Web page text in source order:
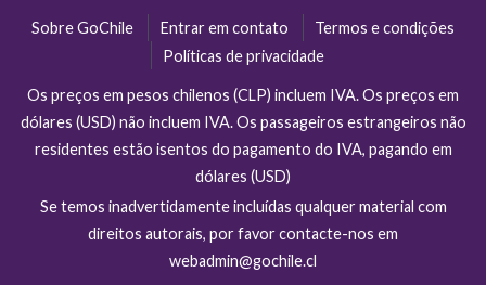
Sobre GoChile Entrar em contato
Termos e condições
Políticas de privacidade
Os preços em pesos chilenos (CLP) incluem IVA. Os preços em
dólares (USD) não incluem IVA. Os passageiros estrangeiros não
residentes estão isentos do pagamento do IVA, pagando em
dólares (USD)
Se temos inadvertidamente incluídas qualquer material com
direitos autorais, por favor contacte-nos em
webadmin@gochile.cl